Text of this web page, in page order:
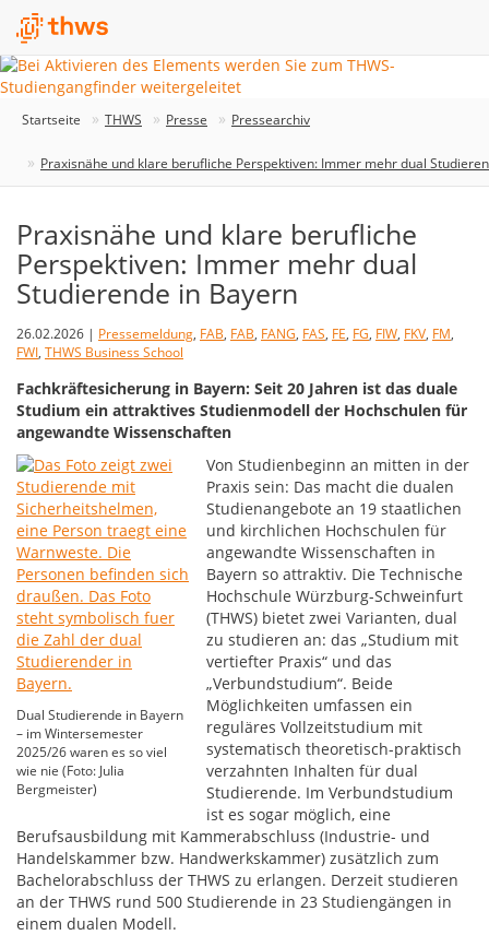
Startseite THWS Presse Pressearchiv
Praxisnähe und klare berufliche Perspektiven: Immer mehr dual
Praxisnähe und klare berufliche
Perspektiven: Immer mehr dual
Studierende in Bayern
26.02.2026 | Pressemeldung, FAB, FAB, FANG, FAS, FE, FG, FIW, FKV, FM,
FWI, THWS Business School
Fachkräftesicherung in Bayern: Seit 20 Jahren ist das duale
Studium ein attraktives Studienmodell der Hochschulen für
angewandte Wissenschaften
Dual Studierende in Bayern
– im Wintersemester
2025/26 waren es so viel
wie nie (Foto: Julia
Bergmeister)
Von Studienbeginn an mitten in der
Praxis sein: Das macht die dualen
Studienangebote an 19 staatlichen
und kirchlichen Hochschulen für
angewandte Wissenschaften in
Bayern so attraktiv. Die Technische
Hochschule Würzburg-Schweinfurt
(THWS) bietet zwei Varianten, dual
zu studieren an: das „Studium mit
vertiefter Praxis“ und das
„Verbundstudium“. Beide
Möglichkeiten umfassen ein
reguläres Vollzeitstudium mit
systematisch theoretisch-praktisch
verzahnten Inhalten für dual
Studierende. Im Verbundstudium
ist es sogar möglich, eine
Berufsausbildung mit Kammerabschluss (Industrie- und
Handelskammer bzw. Handwerkskammer) zusätzlich zum
Bachelorabschluss der THWS zu erlangen. Derzeit studieren
an der THWS rund 500 Studierende in 23 Studiengängen in
einem dualen Modell.